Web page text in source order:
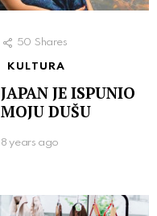
50 Shares
KULTURA
JAPAN JE ISPUNIO
MOJU DUŠU
8 years ago